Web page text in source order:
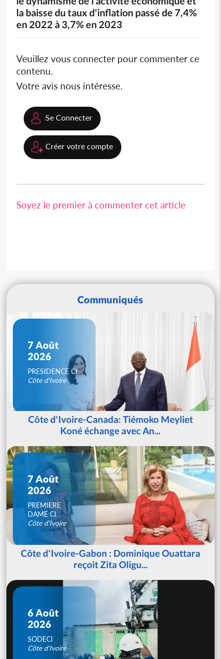
la baisse du taux d'inflation passé de 7,4%
en 2022 à 3,7% en 2023
Veuillez vous connecter pour commenter ce
contenu.
Votre avis nous intéresse.
Se Connecter
Créer votre compte
Soyez le premier à commenter cet article
Communiqués
7 Août
2026
PRESIDENCE CI
Côte d'Ivoire
Côte d'Ivoire-Canada: Tiémoko Meyliet
Koné échange avec An...
7 Août
2026
PREMIERE
DAME CI
Côte d'Ivoire
Côte d'Ivoire-Gabon : Dominique Ouattara
reçoit Zita Oligu...
6 Août
2026
SODECI
Côte d'Ivoire